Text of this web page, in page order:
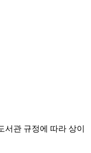
관 규정에 따라 상이